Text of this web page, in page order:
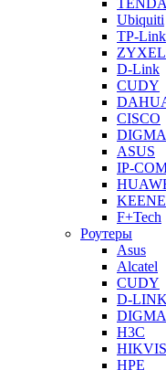
TENDA
Ubiquiti
TP-Link
ZYXEL
D-Link
CUDY
CISCO
DIGMA
ASUS
IP-
F+Tech
Роутеры
Asus
Alcatel
CUDY
D-LINK
DIGMA
H3C
HPE